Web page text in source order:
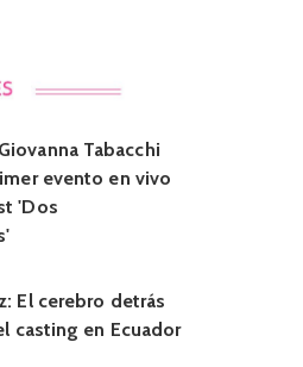
Tabacchi
evento en vivo
'Dos
El cerebro detrás
casting en Ecuador